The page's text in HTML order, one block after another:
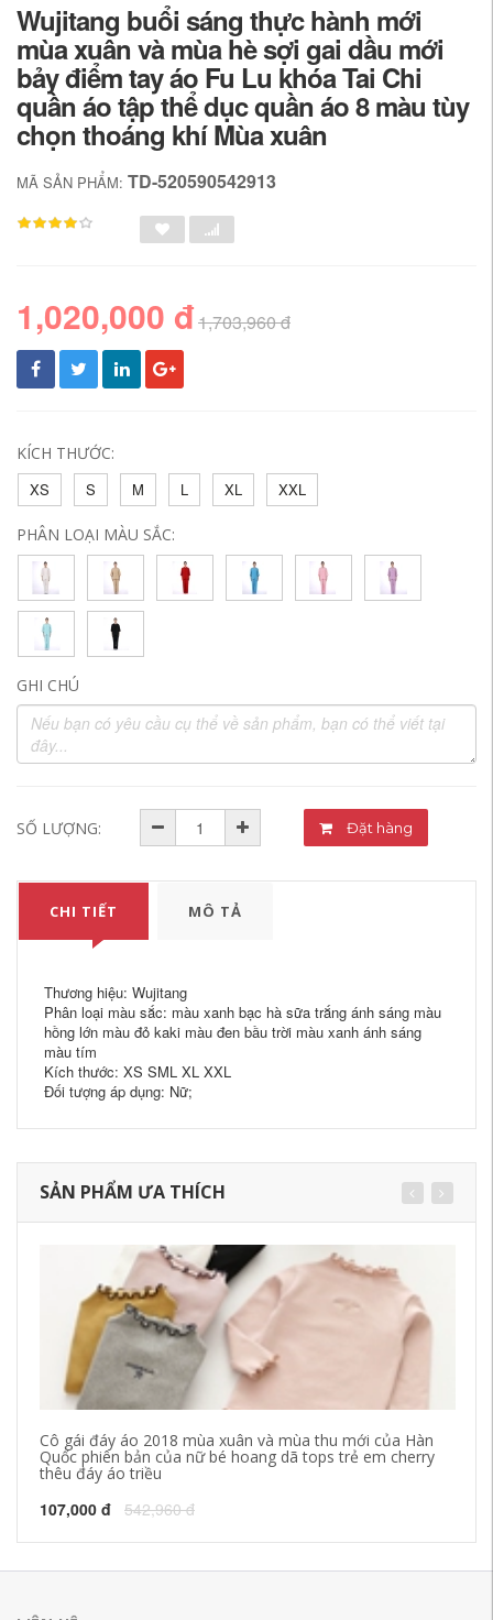
Wujitang buổi sáng thực hành mới
mùa xuân và mùa hè sợi gai dầu mới
bảy điểm tay áo Fu Lu khóa Tai Chi
quần áo tập thể dục quần áo 8 màu tùy
chọn thoáng khí Mùa xuân
MÃ SẢN PHẨM: TD-520590542913
1,020,000 đ1,703,960 đ
KÍCH THƯỚC:
XS
S M L XL XXL
PHÂN LOẠI MÀU SẮC:
GHI CHÚ
SỐ LƯỢNG: Đặt hàng
CHI TIẾT MÔ TẢ
Thương hiệu: Wujitang
Phân loại màu sắc: màu xanh bạc hà sữa trắng ánh sáng màu
hồng lớn màu đỏ kaki màu đen bầu trời màu xanh ánh sáng
màu tím
Kích thước: XS SML XL XXL
Đối tượng áp dụng: Nữ;
SẢN PHẨM ƯA THÍCH
Cô gái đáy áo 2018 mùa xuân và mùa thu mới của Hàn
Quốc phiên bản của nữ bé hoang dã tops trẻ em cherry
thêu đáy áo triều
107,000 đ 542,960 đ